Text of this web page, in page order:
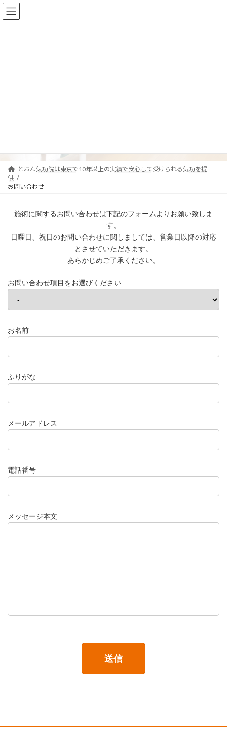
コ
ン
ナ
ビ
とおん気功院は東京で10年以上の実績で安心して受けられる気功を提
供
お問い合わせ
施術に関するお問い合わせは下記のフォームよりお願い致しま
す。
日曜日、祝日のお問い合わせに関しましては、営業日以降の対応
とさせていただきます。
あらかじめご了承ください。
お問い合わせ項目をお選びください
お名前
ふりがな
メールアドレス
電話番号
メッセージ本文